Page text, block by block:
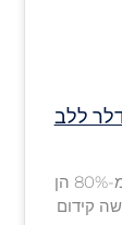
ללב
"ברואנדה יש רוב מוחלט לנשים בממשלה, למעלה מ-80% הן
קידום